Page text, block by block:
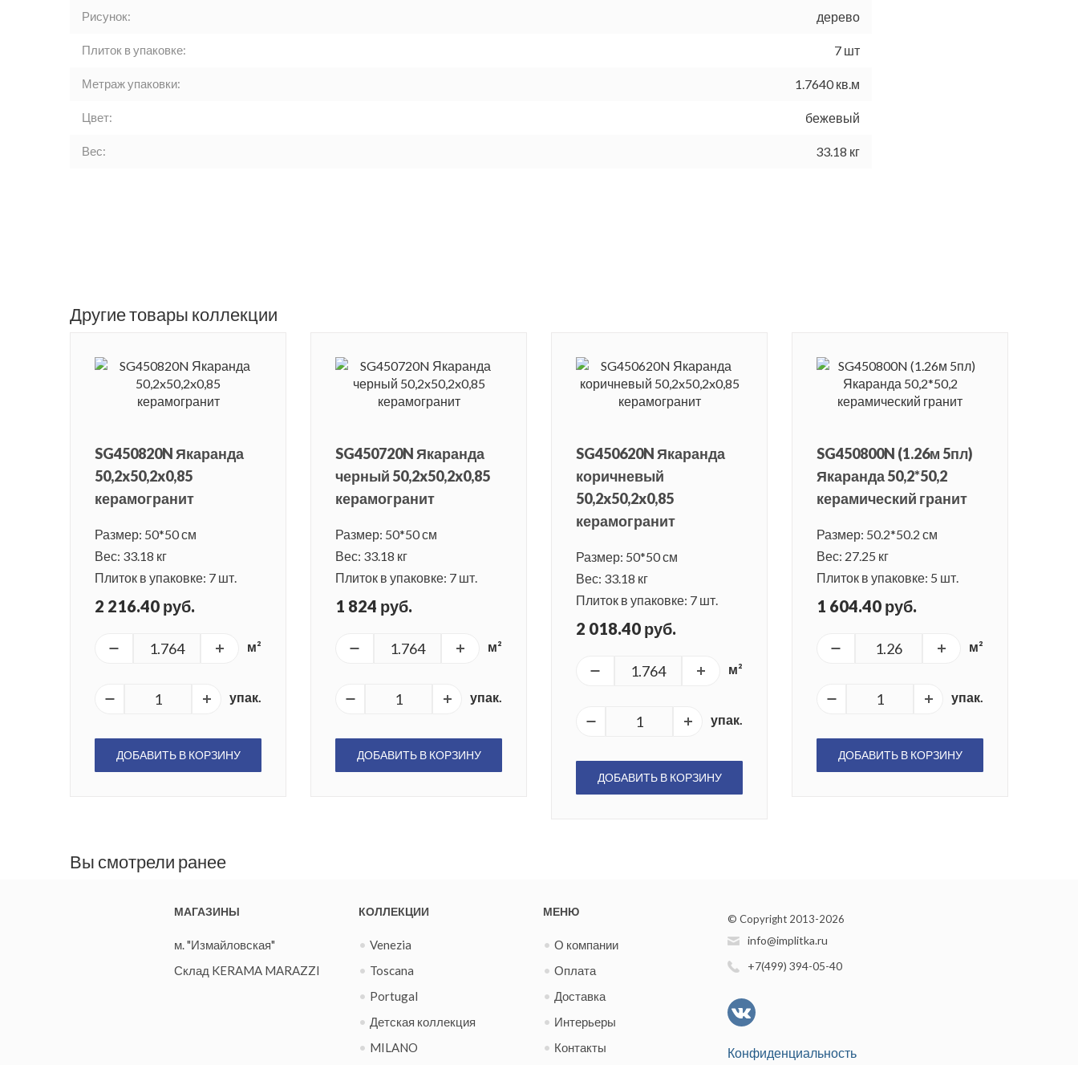
Рисунок: дерево
Плиток в упаковке: 7 шт
Метраж упаковки: 1.7640 кв.м
Цвет: бежевый
Вес: 33.18 кг
Другие товары коллекции
SG450820N Якаранда
50,2x50,2x0,85
керамогранит
Размер: 50*50 см
Вес: 33.18 кг
Плиток в упаковке: 7 шт.
2 216.40 руб.
м²
упак.
ДОБАВИТЬ В КОРЗИНУ
SG450720N Якаранда
черный 50,2x50,2x0,85
керамогранит
Размер: 50*50 см
Вес: 33.18 кг
Плиток в упаковке: 7 шт.
1 824 руб.
м²
упак.
ДОБАВИТЬ В КОРЗИНУ
SG450620N Якаранда
коричневый
50,2x50,2x0,85
керамогранит
Размер: 50*50 см
Вес: 33.18 кг
Плиток в упаковке: 7 шт.
2 018.40 руб.
м²
упак.
ДОБАВИТЬ В КОРЗИНУ
SG450800N (1.26м 5пл)
Якаранда 50,2*50,2
керамический гранит
Размер: 50.2*50.2 см
Вес: 27.25 кг
Плиток в упаковке: 5 шт.
1 604.40 руб.
м²
упак.
ДОБАВИТЬ В КОРЗИНУ
Вы смотрели ранее
МАГАЗИНЫ
м. "Измайловская"
Склад KERAMA MARAZZI
КОЛЛЕКЦИИ
Venezia
Toscana
Portugal
Детская коллекция
MILANO
МЕНЮ
О компании
Оплата
Доставка
Интерьеры
Контакты
© Copyright 2013-2026
info@implitka.ru
+7(499) 394-05-40
Конфиденциальность